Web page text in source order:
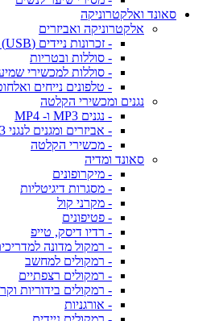
סאונד ואלקטרוניקה
אלקטרוניקה ואביזרים
- זכרונות ניידים (USB) וכרטיסי זיכרון
- סוללות ובטריות
- סוללות למכשירי
- טלפונים נייחים
נגנים ומכשירי הקלטה
- נגנים MP3 ו- MP4
- אביזרים ומגנים לנגני MP3 ו- MP4
- מכשירי הקלטה
סאונד ומדיה
- מיקרופונים
- מסגרות דיגיטליות
- מקרני קול
- פטיפונים
- רדיו דיסק, טייפ
- רמקול מדונה
- רמקולים למחשב
- רמקולים רצפתיים
- רמקולים בידוריות
- אורגניות